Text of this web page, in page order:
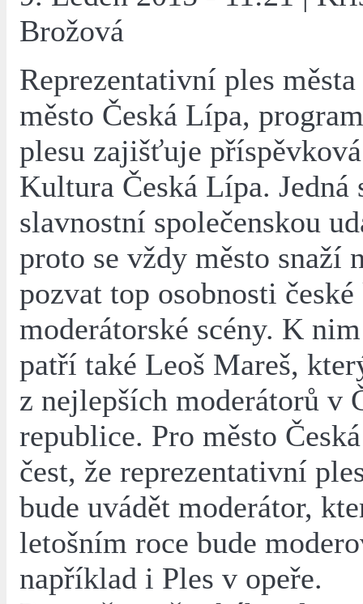
Brožová
Reprezentativní ples města
město Česká Lípa,
plesu zajišťuje
Kultura Česká Lípa. Jedná
slavnostní společenskou
proto se vždy město snaží
pozvat top osobnosti
moderátorské scény. K
patří také Leoš Mareš,
z nejlepších moderátorů v
republice. Pro město
čest, že reprezentativní
bude uvádět moderátor,
letošním roce bude
například i Ples v opeře.